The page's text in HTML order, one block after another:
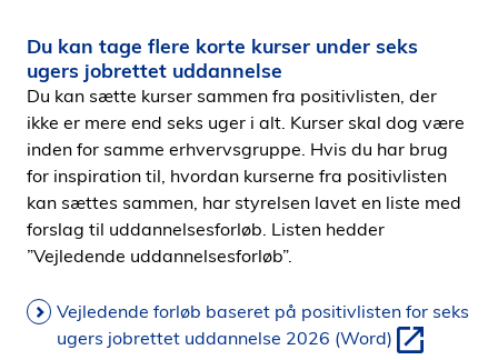
Du kan tage flere korte kurser under seks
ugers jobrettet uddannelse
Du kan sætte kurser sammen fra positivlisten, der
ikke er mere end seks uger i alt. Kurser skal dog være
inden for samme erhvervsgruppe. Hvis du har brug
for inspiration til, hvordan kurserne fra positivlisten
kan sættes sammen, har styrelsen lavet en liste med
forslag til uddannelsesforløb. Listen hedder
”Vejledende uddannelsesforløb”.
Vejledende forløb baseret på positivlisten for seks
ugers jobrettet uddannelse 2026 (Word)